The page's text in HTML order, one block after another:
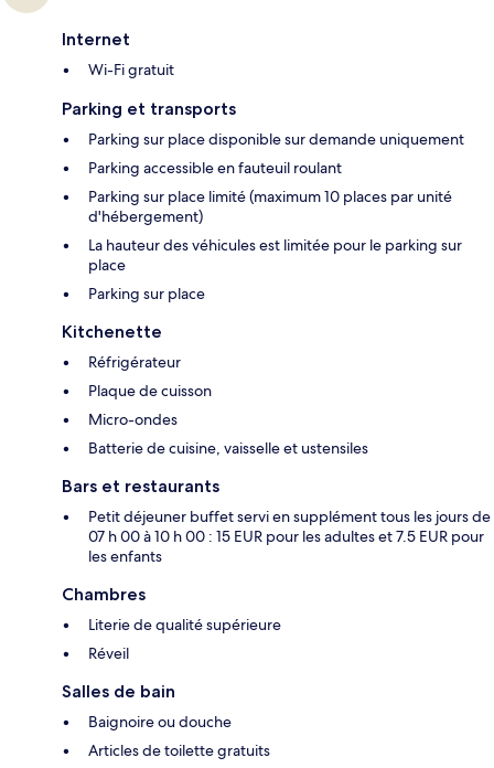
Internet
Wi-Fi gratuit
Parking et transports
Parking sur place disponible sur demande uniquement
Parking accessible en fauteuil roulant
Parking sur place limité (maximum 10 places par unité
d'hébergement)
La hauteur des véhicules est limitée pour le parking sur
place
Parking sur place
Kitchenette
Réfrigérateur
Plaque de cuisson
Micro-ondes
Batterie de cuisine, vaisselle et ustensiles
Bars et restaurants
Petit déjeuner buffet servi en supplément tous les jours de
07 h 00 à 10 h 00 : 15 EUR pour les adultes et 7.5 EUR pour
les enfants
Chambres
Literie de qualité supérieure
Réveil
Salles de bain
Baignoire ou douche
Articles de toilette gratuits